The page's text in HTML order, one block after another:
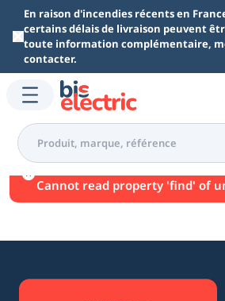
Aller au contenu principal
En raison d'incendies récents en
certains délais de livraison peuvent
toute information complémentaire,
contacter.
Une erreur est
Cannot read property 'find' of